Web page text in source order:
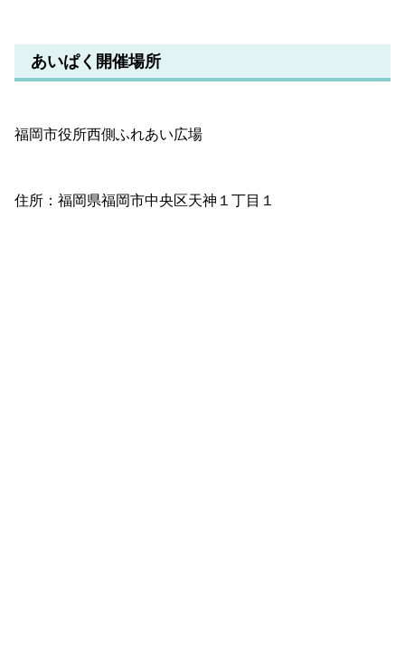
あいぱく開催場所
福岡市役所西側ふれあい広場
住所：福岡県福岡市中央区天神１丁目１